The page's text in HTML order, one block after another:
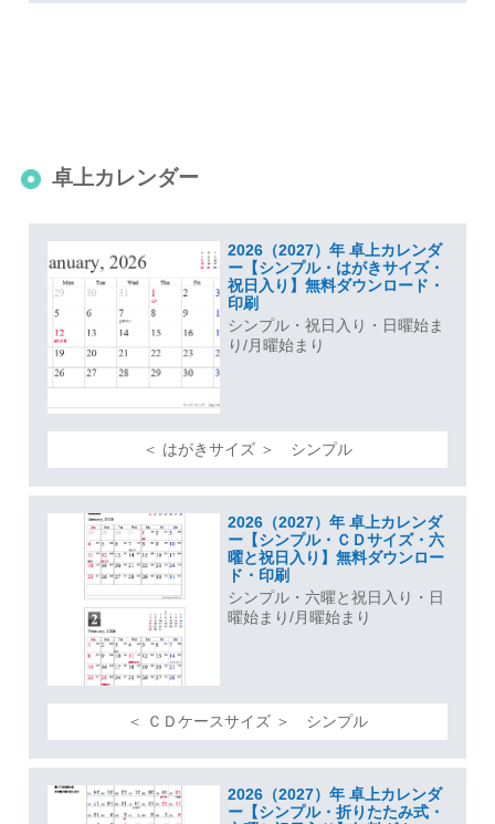
卓上カレンダー
2026（2027）年 卓上カレンダ
ー【シンプル・はがきサイズ・
祝日入り】無料ダウンロード・
印刷
シンプル・祝日入り・日曜始ま
り/月曜始まり
＜ はがきサイズ ＞ シンプル
2026（2027）年 卓上カレンダ
ー【シンプル・ＣＤサイズ・六
曜と祝日入り】無料ダウンロー
ド・印刷
シンプル・六曜と祝日入り・日
曜始まり/月曜始まり
＜ ＣＤケースサイズ ＞ シンプル
2026（2027）年 卓上カレンダ
ー【シンプル・折りたたみ式・